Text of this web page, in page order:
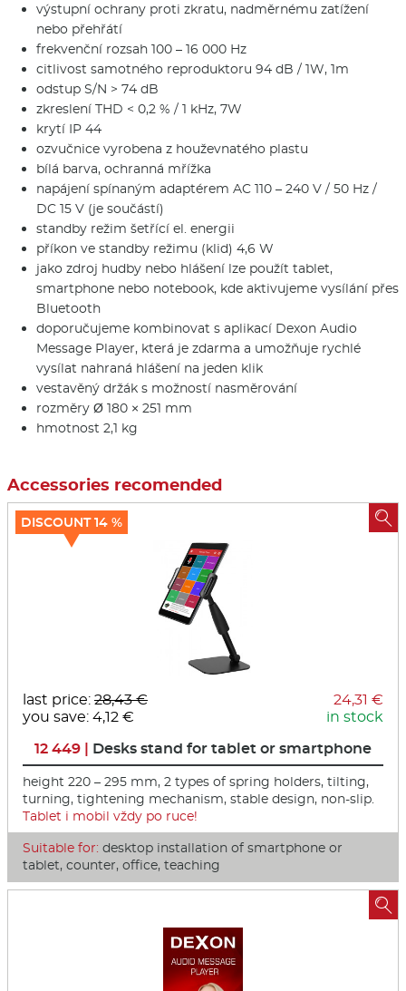
výstupní ochrany proti zkratu, nadměrnému zatížení
nebo přehřátí
frekvenční rozsah 100 – 16 000 Hz
citlivost samotného reproduktoru 94 dB / 1W, 1m
odstup S/N > 74 dB
zkreslení THD < 0,2 % / 1 kHz, 7W
krytí IP 44
ozvučnice vyrobena z houževnatého plastu
bílá barva, ochranná mřížka
napájení spínaným adaptérem AC 110 – 240 V / 50 Hz /
DC 15 V (je součástí)
standby režim šetřící el. energii
příkon ve standby režimu (klid) 4,6 W
jako zdroj hudby nebo hlášení lze použít tablet,
smartphone nebo notebook, kde aktivujeme vysílání přes
Bluetooth
doporučujeme kombinovat s aplikací Dexon Audio
Message Player, která je zdarma a umožňuje rychlé
vysílat nahraná hlášení na jeden klik
vestavěný držák s možností nasměrování
rozměry Ø 180 × 251 mm
hmotnost 2,1 kg
Accessories recomended
last price: 28,43 €
you save: 4,12 €
24,31 €
in stock
12 449 | Desks stand for tablet or smartphone
height 220 – 295 mm, 2 types of spring holders, tilting,
turning, tightening mechanism, stable design, non-slip.
Tablet i mobil vždy po ruce!
Suitable for: desktop installation of smartphone or
tablet, counter, office, teaching
DISCOUNT 14 % 
